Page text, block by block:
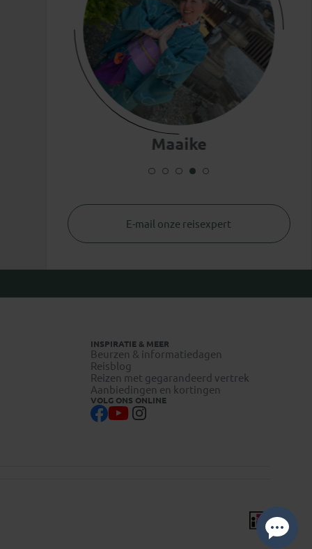
Maaike
E-mail onze reisexpert
INSPIRATIE & MEER
Beurzen & informatiedagen
Reisblog
Reizen met gegarandeerd vertrek
Aanbiedingen en kortingen
VOLG ONS ONLINE